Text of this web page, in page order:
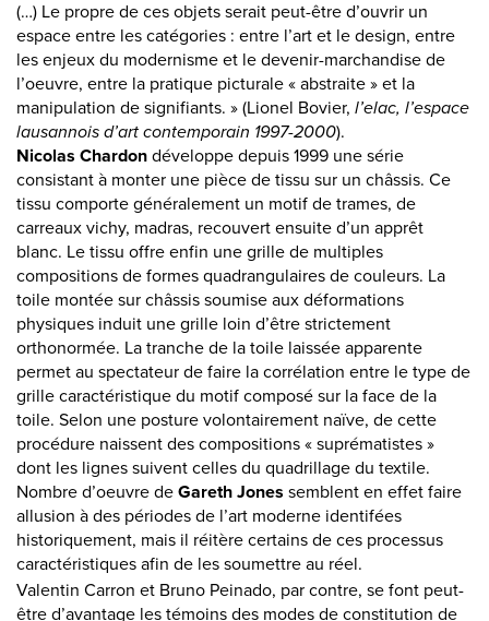
(…) Le propre de ces objets serait peut-être d’ouvrir un
espace entre les catégories : entre l’art et le design, entre
les enjeux du modernisme et le devenir-marchandise de
l’oeuvre, entre la pratique picturale « abstraite » et la
manipulation de signifiants. » (Lionel Bovier, l’elac, l’espace
lausannois d’art contemporain 1997-2000).
Nicolas Chardon développe depuis 1999 une série
consistant à monter une pièce de tissu sur un châssis. Ce
tissu comporte généralement un motif de trames, de
carreaux vichy, madras, recouvert ensuite d’un apprêt
blanc. Le tissu offre enfin une grille de multiples
compositions de formes quadrangulaires de couleurs. La
toile montée sur châssis soumise aux déformations
physiques induit une grille loin d’être strictement
orthonormée. La tranche de la toile laissée apparente
permet au spectateur de faire la corrélation entre le type de
grille caractéristique du motif composé sur la face de la
toile. Selon une posture volontairement naïve, de cette
procédure naissent des compositions « suprématistes »
dont les lignes suivent celles du quadrillage du textile.
Nombre d’oeuvre de Gareth Jones semblent en effet faire
allusion à des périodes de l’art moderne identifées
historiquement, mais il réitère certains de ces processus
caractéristiques afin de les soumettre au réel.
Valentin Carron et Bruno Peinado, par contre, se font peut-
être d’avantage les témoins des modes de constitution de